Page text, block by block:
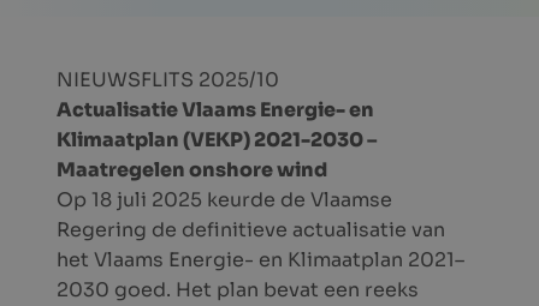
NIEUWSFLITS 2025/10
Actualisatie Vlaams Energie- en
Klimaatplan (VEKP) 2021-2030 –
Maatregelen onshore wind
Op 18 juli 2025 keurde de Vlaamse
Regering de definitieve actualisatie van
het Vlaams Energie- en Klimaatplan 2021–
2030 goed. Het plan bevat een reeks